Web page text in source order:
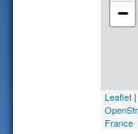
−
Leaflet
France